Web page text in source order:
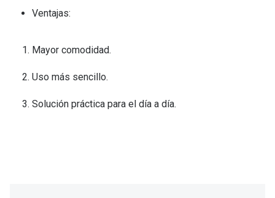
Ventajas:​
Mayor comodidad. ​
Uso más sencillo. ​
Solución práctica para el día a día.​